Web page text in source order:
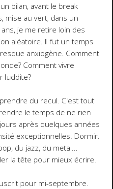
bilan, avant le break
mise au vert, dans un
je me retire loin des
aléatoire. Il fut un temps
anxiogène. Comment
Comment vivre
luddite?
du recul. C'est tout
le temps de ne rien
après quelques années
exceptionnelles. Dormir.
du jazz, du metal...
la tête pour mieux écrire.
pour mi-septembre.